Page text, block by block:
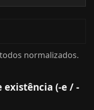
normalizados.
(-e / -